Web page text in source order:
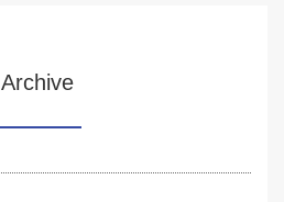
Archive